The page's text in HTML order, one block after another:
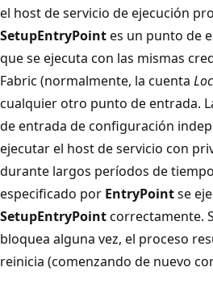
el host de servicio de ejecución
SetupEntryPointes un punto de
que se ejecuta con las mismas
Fabric (normalmente, la cuenta
cualquier otro punto de entrada.
de entrada de configuración
ejecutar el host de servicio con
durante largos períodos de
especificado por EntryPointse
SetupEntryPointcorrectamente.
bloquea alguna vez, el proceso
reinicia (comenzando de nuevo